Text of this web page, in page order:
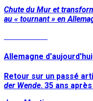
Chute du Mur et
au « tournant » en
Allemagne
Retour sur un passé
der Wende. 35 ans